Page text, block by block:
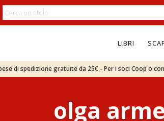
LIBRI
di spedizione gratuite da 25€ - Per i soci Coop o
olga